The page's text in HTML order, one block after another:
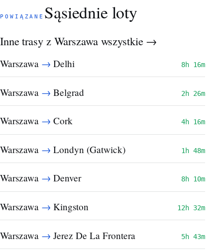
POWIĄZANE Sąsiednie loty
Inne trasy z Warszawa wszystkie →
Warszawa → Delhi 8h 16m
Warszawa → Belgrad 2h 26m
Warszawa → Cork 4h 16m
Warszawa → Londyn (Gatwick) 1h 48m
Warszawa → Denver 8h 10m
Warszawa → Kingston 12h 32m
Warszawa → Jerez De La Frontera 5h 43m